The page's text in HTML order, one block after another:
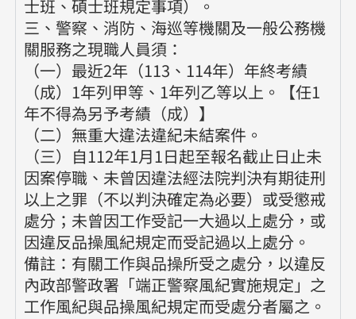
士班、碩士班規定事項）。
三、警察、消防、海巡等機關及一般公務機
關服務之現職人員須：
（一）最近2年（113、114年）年終考績
（成）1年列甲等、1年列乙等以上。【任1
年不得為另予考績（成）】
（二）無重大違法違紀未結案件。
（三）自112年1月1日起至報名截止日止未
因案停職、未曾因違法經法院判決有期徒刑
以上之罪（不以判決確定為必要）或受懲戒
處分；未曾因工作受記一大過以上處分，或
因違反品操風紀規定而受記過以上處分。
備註：有關工作與品操所受之處分，以違反
內政部警政署「端正警察風紀實施規定」之
工作風紀與品操風紀規定而受處分者屬之。